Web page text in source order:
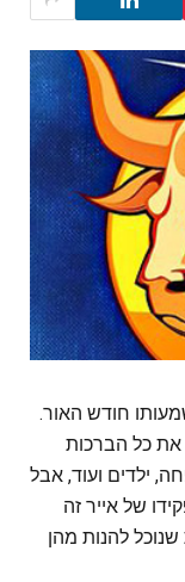
חודש האור.
את כל הברכות
ילדים ועוד, אבל
של אייר זה
להנות מהן